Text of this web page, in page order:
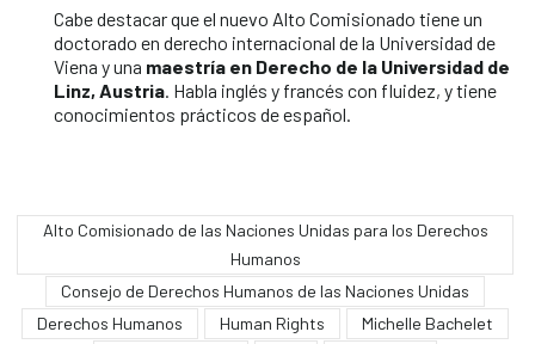
Cabe destacar que el nuevo Alto Comisionado tiene un
doctorado en derecho internacional de la Universidad de
Viena y una maestría en Derecho de la Universidad de
Linz, Austria. Habla inglés y francés con fluidez, y tiene
conocimientos prácticos de español.
Alto Comisionado de las Naciones Unidas para los Derechos
Humanos
Consejo de Derechos Humanos de las Naciones Unidas
Derechos Humanos
Human Rights
Michelle Bachelet